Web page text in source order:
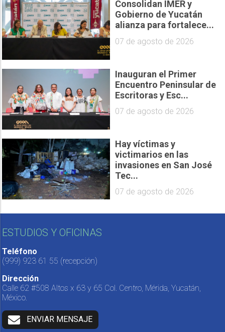
Consolidan IMER y
Gobierno de Yucatán
alianza para fortalece...
07 de agosto de 2026
Inauguran el Primer
Encuentro Peninsular de
Escritoras y Esc...
07 de agosto de 2026
Hay víctimas y
victimarios en las
invasiones en San José
Tec...
07 de agosto de 2026
ESTUDIOS Y OFICINAS
Teléfono
(999) 923 61 55 (recepción)
Dirección
Calle 62 #508 Altos x 63 y 65 Col. Centro, Mérida, Yucatán,
México.
ENVIAR MENSAJE